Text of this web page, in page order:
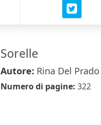
Sorelle
Autore: Rina Del Prado
Numero di pagine: 322